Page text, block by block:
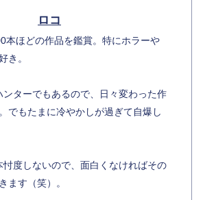
ロコ
本ほどの作品を鑑賞。特にホラーや
き。
ンターでもあるので、日々変わった作
でもたまに冷やかしが過ぎて自爆し
忖度しないので、面白くなければその
きます（笑）。